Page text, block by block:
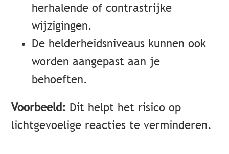
herhalende of contrastrijke
wijzigingen.
De helderheidsniveaus kunnen ook
worden aangepast aan je
behoeften.
Voorbeeld: Dit helpt het risico op
lichtgevoelige reacties te verminderen.